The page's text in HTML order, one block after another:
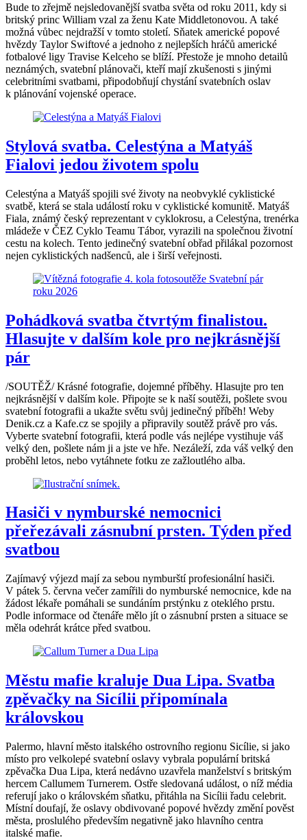
Bude to zřejmě nejsledovanější svatba světa od roku 2011, kdy si
britský princ William vzal za ženu Kate Middletonovou. A také
možná vůbec nejdražší v tomto století. Sňatek americké popové
hvězdy Taylor Swiftové a jednoho z nejlepších hráčů americké
fotbalové ligy Travise Kelceho se blíží. Přestože je mnoho detailů
neznámých, svatební plánovači, kteří mají zkušenosti s jinými
celebritními svatbami, připodobňují chystání svatebních oslav
k plánování vojenské operace.
Stylová svatba. Celestýna a Matyáš
Fialovi jedou životem spolu
Celestýna a Matyáš spojili své životy na neobvyklé cyklistické
svatbě, která se stala událostí roku v cyklistické komunitě. Matyáš
Fiala, známý český reprezentant v cyklokrosu, a Celestýna, trenérka
mládeže v ČEZ Cyklo Teamu Tábor, vyrazili na společnou životní
cestu na kolech. Tento jedinečný svatební obřad přilákal pozornost
nejen cyklistických nadšenců, ale i širší veřejnosti.
Pohádková svatba čtvrtým finalistou.
Hlasujte v dalším kole pro nejkrásnější
pár
/SOUTĚŽ/ Krásné fotografie, dojemné příběhy. Hlasujte pro ten
nejkrásnější v dalším kole. Připojte se k naší soutěži, pošlete svou
svatební fotografii a ukažte světu svůj jedinečný příběh! Weby
Denik.cz a Kafe.cz se spojily a připravily soutěž právě pro vás.
Vyberte svatební fotografii, která podle vás nejlépe vystihuje váš
velký den, pošlete nám ji a jste ve hře. Nezáleží, zda váš velký den
proběhl letos, nebo vytáhnete fotku ze zažloutlého alba.
Hasiči v nymburské nemocnici
přeřezávali zásnubní prsten. Týden před
svatbou
Zajímavý výjezd mají za sebou nymburští profesionální hasiči.
V pátek 5. června večer zamířili do nymburské nemocnice, kde na
žádost lékaře pomáhali se sundáním prstýnku z oteklého prstu.
Podle informace od čtenáře mělo jít o zásnubní prsten a situace se
měla odehrát krátce před svatbou.
Městu mafie kraluje Dua Lipa. Svatba
zpěvačky na Sicílii připomínala
královskou
Palermo, hlavní město italského ostrovního regionu Sicílie, si jako
místo pro velkolepé svatební oslavy vybrala populární britská
zpěvačka Dua Lipa, která nedávno uzavřela manželství s britským
hercem Callumem Turnerem. Ostře sledovaná událost, o níž média
referují jako o královském sňatku, přitáhla na Sicílii řadu celebrit.
Místní doufají, že oslavy obdivované popové hvězdy změní pověst
města, proslulého především negativně jako hlavního centra
italské mafie.